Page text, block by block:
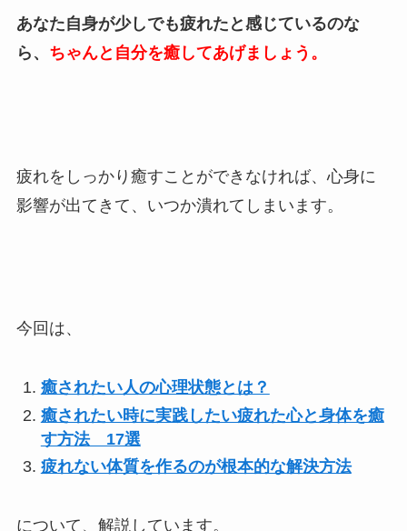
あなた自身が少しでも疲れたと感じているのな
ら、 ちゃんと自分を癒してあげましょう。
疲れをしっかり癒すことができなければ、心身に
影響が出てきて、いつか潰れてしまいます。
今回は、
癒されたい人の心理状態とは？
癒されたい時に実践したい疲れた心と身体を癒
す方法 17選
疲れない体質を作るのが根本的な解決方法
について、解説しています。